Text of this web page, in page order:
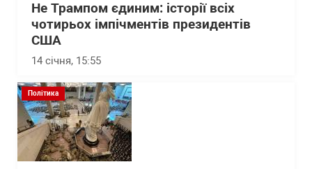
Не Трампом єдиним: історії всіх
чотирьох імпічментів президентів
США
14 січня, 15:55
Політика